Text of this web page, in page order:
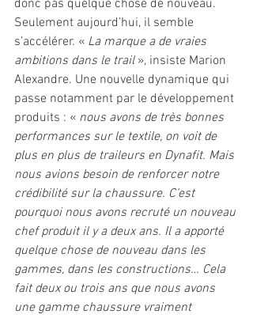
donc pas quelque chose de nouveau.
Seulement aujourd’hui, il semble
s’accélérer. « La marque a de vraies
ambitions dans le trail », insiste Marion
Alexandre. Une nouvelle dynamique qui
passe notamment par le développement
produits : « nous avons de très bonnes
performances sur le textile, on voit de
plus en plus de traileurs en Dynafit. Mais
nous avions besoin de renforcer notre
crédibilité sur la chaussure. C’est
pourquoi nous avons recruté un nouveau
chef produit il y a deux ans. Il a apporté
quelque chose de nouveau dans les
gammes, dans les constructions… Cela
fait deux ou trois ans que nous avons
une gamme chaussure vraiment